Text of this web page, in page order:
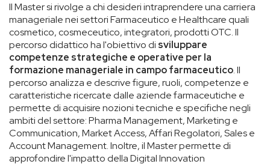
Il Master si rivolge a chi desideri intraprendere una carriera
manageriale nei settori Farmaceutico e Healthcare quali
cosmetico, cosmeceutico, integratori, prodotti OTC. Il
percorso didattico ha l'obiettivo di sviluppare
competenze strategiche e operative per la
formazione manageriale in campo farmaceutico. Il
percorso analizza e descrive figure, ruoli, competenze e
caratteristiche ricercate dalle aziende farmaceutiche e
permette di acquisire nozioni tecniche e specifiche negli
ambiti del settore: Pharma Management, Marketing e
Communication, Market Access, Affari Regolatori, Sales e
Account Management. Inoltre, il Master permette di
approfondire l'impatto della Digital Innovation